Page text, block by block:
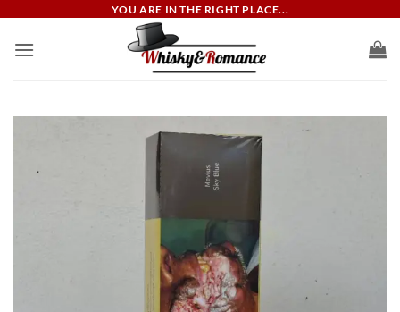
YOU ARE IN THE RIGHT PLACE...